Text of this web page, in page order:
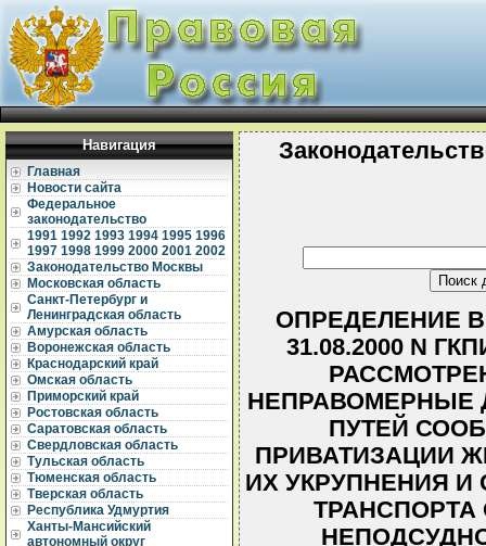
Навигация
Главная
Новости сайта
Федеральное
законодательство
1991 1992 1993 1994 1995 1996
1997 1998 1999 2000 2001 2002
Законодательство Москвы
Московская область
Санкт-Петербург и
Ленинградская область
Амурская область
Воронежская область
Краснодарский край
Омская область
Приморский край
Ростовская область
Саратовская область
Свердловская область
Тульская область
Тюменская область
Тверская область
Республика Удмуртия
Ханты-Мансийский
автономный округ
ОПРЕДЕЛЕНИЕ
31.08.2000 N
НЕПРАВОМЕРНЫЕ
ПУТЕЙ
ПРИВАТИЗАЦИИ
ИХ УКРУПНЕНИЯ
ТРАНСПОРТА